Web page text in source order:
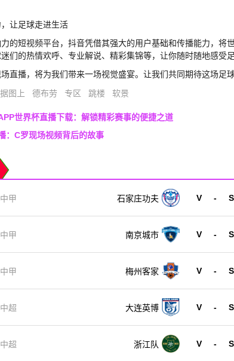
让足球走进生活
的短视频平台，抖音凭借其强大的用户基础和传播能力，将
迷们的热情欢呼、专业解说、精彩集锦等，让你随时随地感受足
直播，将为我们带来一场视觉盛宴。让我们共同期待这场足
图上 德布劳 专区 跳楼 软景
世界杯直播下载：解锁精彩赛事的便捷之道
：C罗现场视频背后的故事
中甲 石家庄功夫 V - S
中甲 南京城市 V - S
中甲 梅州客家 V - S
中超 大连英博 V - S
中超 浙江队 V - S